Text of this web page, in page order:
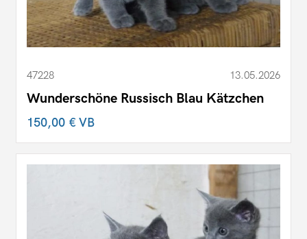
47228 13.05.2026
Wunderschöne Russisch Blau Kätzchen
150,00 €VB